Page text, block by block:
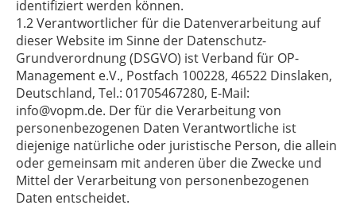
identifiziert werden können.
1.2 Verantwortlicher für die Datenverarbeitung auf
dieser Website im Sinne der Datenschutz-
Grundverordnung (DSGVO) ist Verband für OP-
Management e.V., Postfach 100228, 46522 Dinslaken,
Deutschland, Tel.: 01705467280, E-Mail:
info@vopm.de. Der für die Verarbeitung von
personenbezogenen Daten Verantwortliche ist
diejenige natürliche oder juristische Person, die allein
oder gemeinsam mit anderen über die Zwecke und
Mittel der Verarbeitung von personenbezogenen
Daten entscheidet.